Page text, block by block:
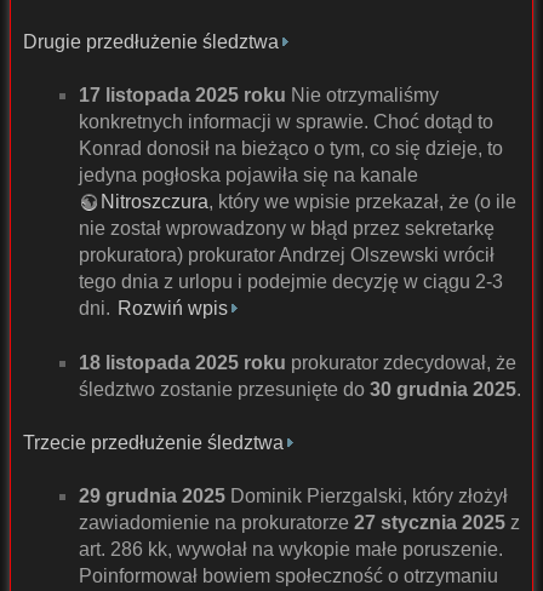
Drugie przedłużenie śledztwa
17 listopada 2025 roku Nie otrzymaliśmy
konkretnych informacji w sprawie. Choć dotąd to
Konrad donosił na bieżąco o tym, co się dzieje, to
jedyna pogłoska pojawiła się na kanale
Nitroszczura, który we wpisie przekazał, że (o ile
nie został wprowadzony w błąd przez sekretarkę
prokuratora) prokurator Andrzej Olszewski wrócił
tego dnia z urlopu i podejmie decyzję w ciągu 2-3
dni. Rozwiń wpis
18 listopada 2025 roku prokurator zdecydował, że
śledztwo zostanie przesunięte do 30 grudnia 2025.
Trzecie przedłużenie śledztwa
29 grudnia 2025 Dominik Pierzgalski, który złożył
zawiadomienie na prokuratorze 27 stycznia 2025 z
art. 286 kk, wywołał na wykopie małe poruszenie.
Poinformował bowiem społeczność o otrzymaniu